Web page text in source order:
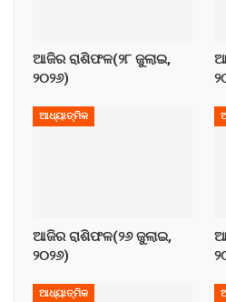
ଆଜିର ରାଶିଫଳ(୨୮ ଜୁଲାଇ,
୨୦୨୬)
ଆଧ୍ୟାତ୍ମିକ
ଆଜିର ରାଶିଫଳ(୨୬ ଜୁଲାଇ,
୨୦୨୬)
ଆଧ୍ୟାତ୍ମିକ